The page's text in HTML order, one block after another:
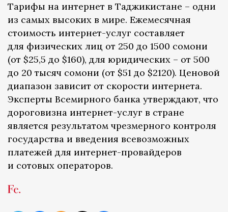
Тарифы на интернет в Таджикистане – одни
из самых высоких в мире. Ежемесячная
стоимость интернет-услуг составляет
для физических лиц от 250 до 1500 сомони
(от $25,5 до $160), для юридических – от 500
до 20 тысяч сомони (от $51 до $2120). Ценовой
диапазон зависит от скорости интернета.
Эксперты Всемирного банка утверждают, что
дороговизна интернет-услуг в стране
является результатом чрезмерного контроля
государства и введения всевозможных
платежей для интернет-провайдеров
и сотовых операторов.